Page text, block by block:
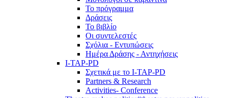
Το πρόγραμμα
Δράσεις
Το βιβλίο
Οι συντελεστές
Σχόλια - Εντυπώσεις
Ημέρα Δράσης - Αντηχήσεις
I-TAP-PD
Σχετικά με το I-TAP-PD
Partners & Research
Activities- Conference